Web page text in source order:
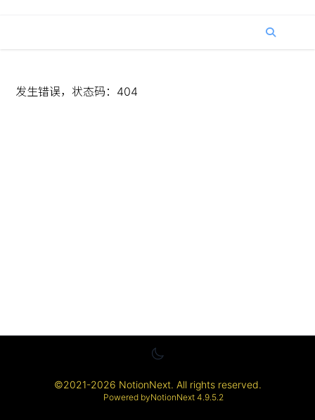
发生错误，状态码： 404
©2021-2026 NotionNext. All rights reserved.
Powered byNotionNext 4.9.5.2